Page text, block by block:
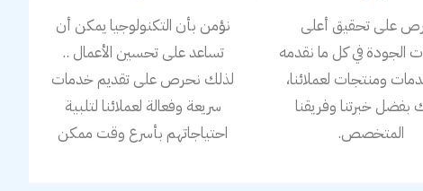
على تحقيق أعلى
الجودة في كل ما نقدمه
ومنتجات لعملائنا،
بفضل خبرتنا وفريقنا
المتخصص.
نؤمن بأن التكنولوجيا يمكن أن
تساعد على تحسين الأعمال ..
لذلك نحرص على تقديم خدمات
سريعة وفعالة لعملائنا لتلبية
احتياجاتهم بأسرع وقت ممكن